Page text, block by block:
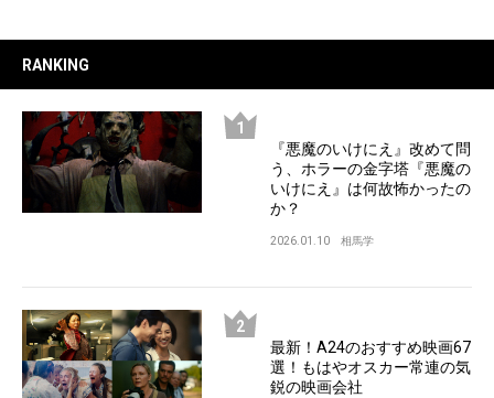
RANKING
『悪魔のいけにえ』改めて問
う、ホラーの金字塔『悪魔の
いけにえ』は何故怖かったの
か？
2026.01.10 相馬学
最新！A24のおすすめ映画67
選！もはやオスカー常連の気
鋭の映画会社